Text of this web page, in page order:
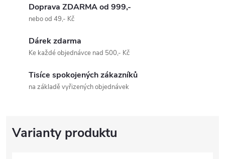
Doprava ZDARMA od 999,-
nebo od 49,- Kč
Dárek zdarma
Ke každé objednávce nad 500,- Kč
Tisíce spokojených zákazníků
na základě vyřizených objednávek